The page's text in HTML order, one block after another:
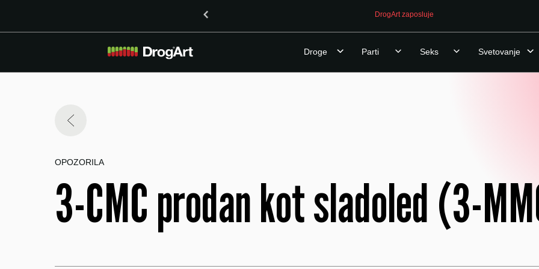
DrogArt zaposluje
Droge Parti Seks Svetovanje
OPOZORILA
3-CMC prodan kot sladoled (3-